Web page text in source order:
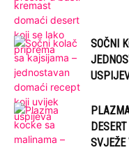
SOČNI
SVJEŽE